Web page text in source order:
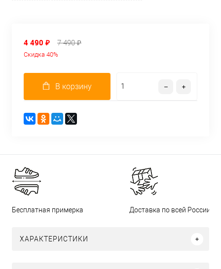
4 490 ₽ 7 490 ₽
Скидка 40%
В корзину
Бесплатная примерка Доставка по всей России
ХАРАКТЕРИСТИКИ